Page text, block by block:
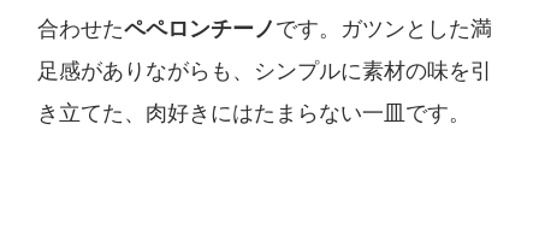
合わせたペペロンチーノです。ガツンとした満
足感がありながらも、シンプルに素材の味を引
き立てた、肉好きにはたまらない一皿です。